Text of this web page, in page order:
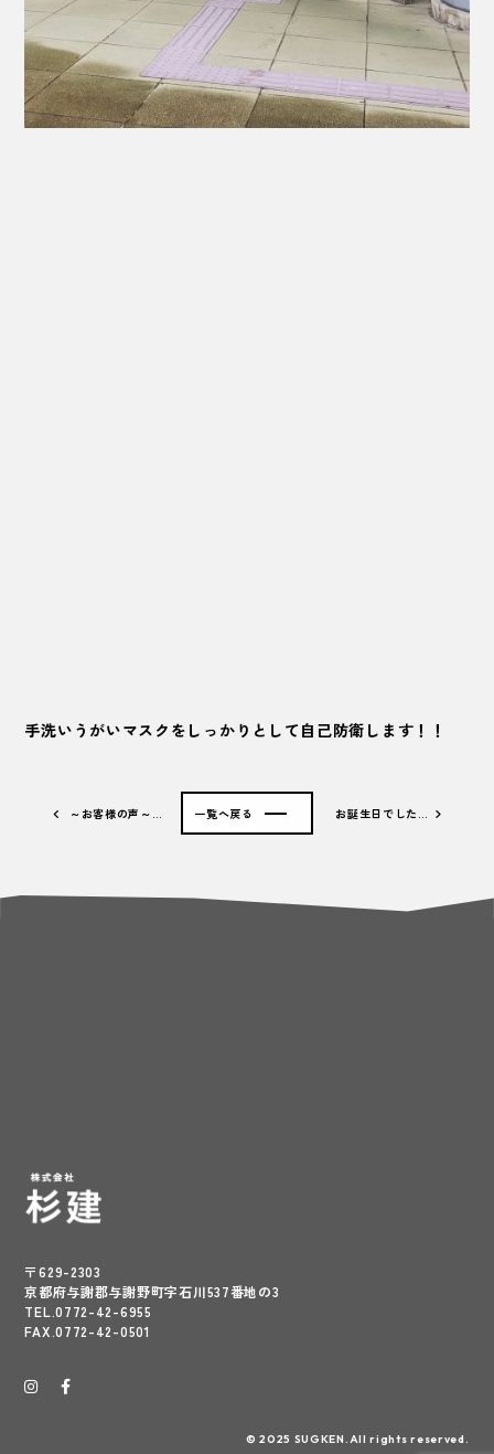
手洗いうがいマスクをしっかりとして自己防衛します！！
～お客様の声～… お誕生日でした…
一覧へ戻る
〒629-2303
京都府与謝郡与謝野町字石川537番地の3
TEL.0772-42-6955
FAX.0772-42-0501
© 2025 SUGKEN.All rights reserved.